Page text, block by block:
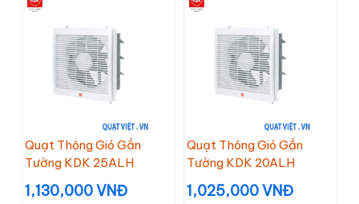
Quạt Thông Gió Gắn
Tường KDK 25ALH
1,130,000 VNĐ
Quạt Thông Gió Gắn
Tường KDK 20ALH
1,025,000 VNĐ